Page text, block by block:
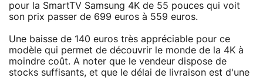
pour la SmartTV Samsung 4K de 55 pouces qui voit
son prix passer de 699 euros à 559 euros.
Une baisse de 140 euros très appréciable pour ce
modèle qui permet de découvrir le monde de la 4K à
moindre coût. A noter que le vendeur dispose de
stocks suffisants, et que le délai de livraison est d'une